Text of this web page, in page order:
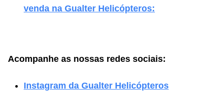
venda na Gualter Helicópteros:
Acompanhe as nossas redes sociais:
Instagram da Gualter Helicópteros